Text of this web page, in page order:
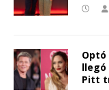
Optó
llegó
Pitt